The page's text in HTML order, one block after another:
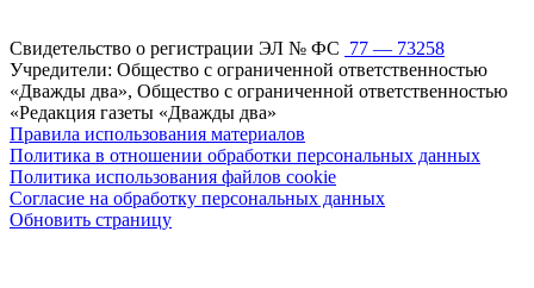
Свидетельство о регистрации ЭЛ № ФС 77 — 73258
Учредители: Общество с ограниченной ответственностью
«Дважды два», Общество с ограниченной ответственностью
«Редакция газеты «Дважды два»
Правила использования материалов
Политика в отношении обработки персональных данных
Политика использования файлов cookie
Согласие на обработку персональных данных
Обновить страницу